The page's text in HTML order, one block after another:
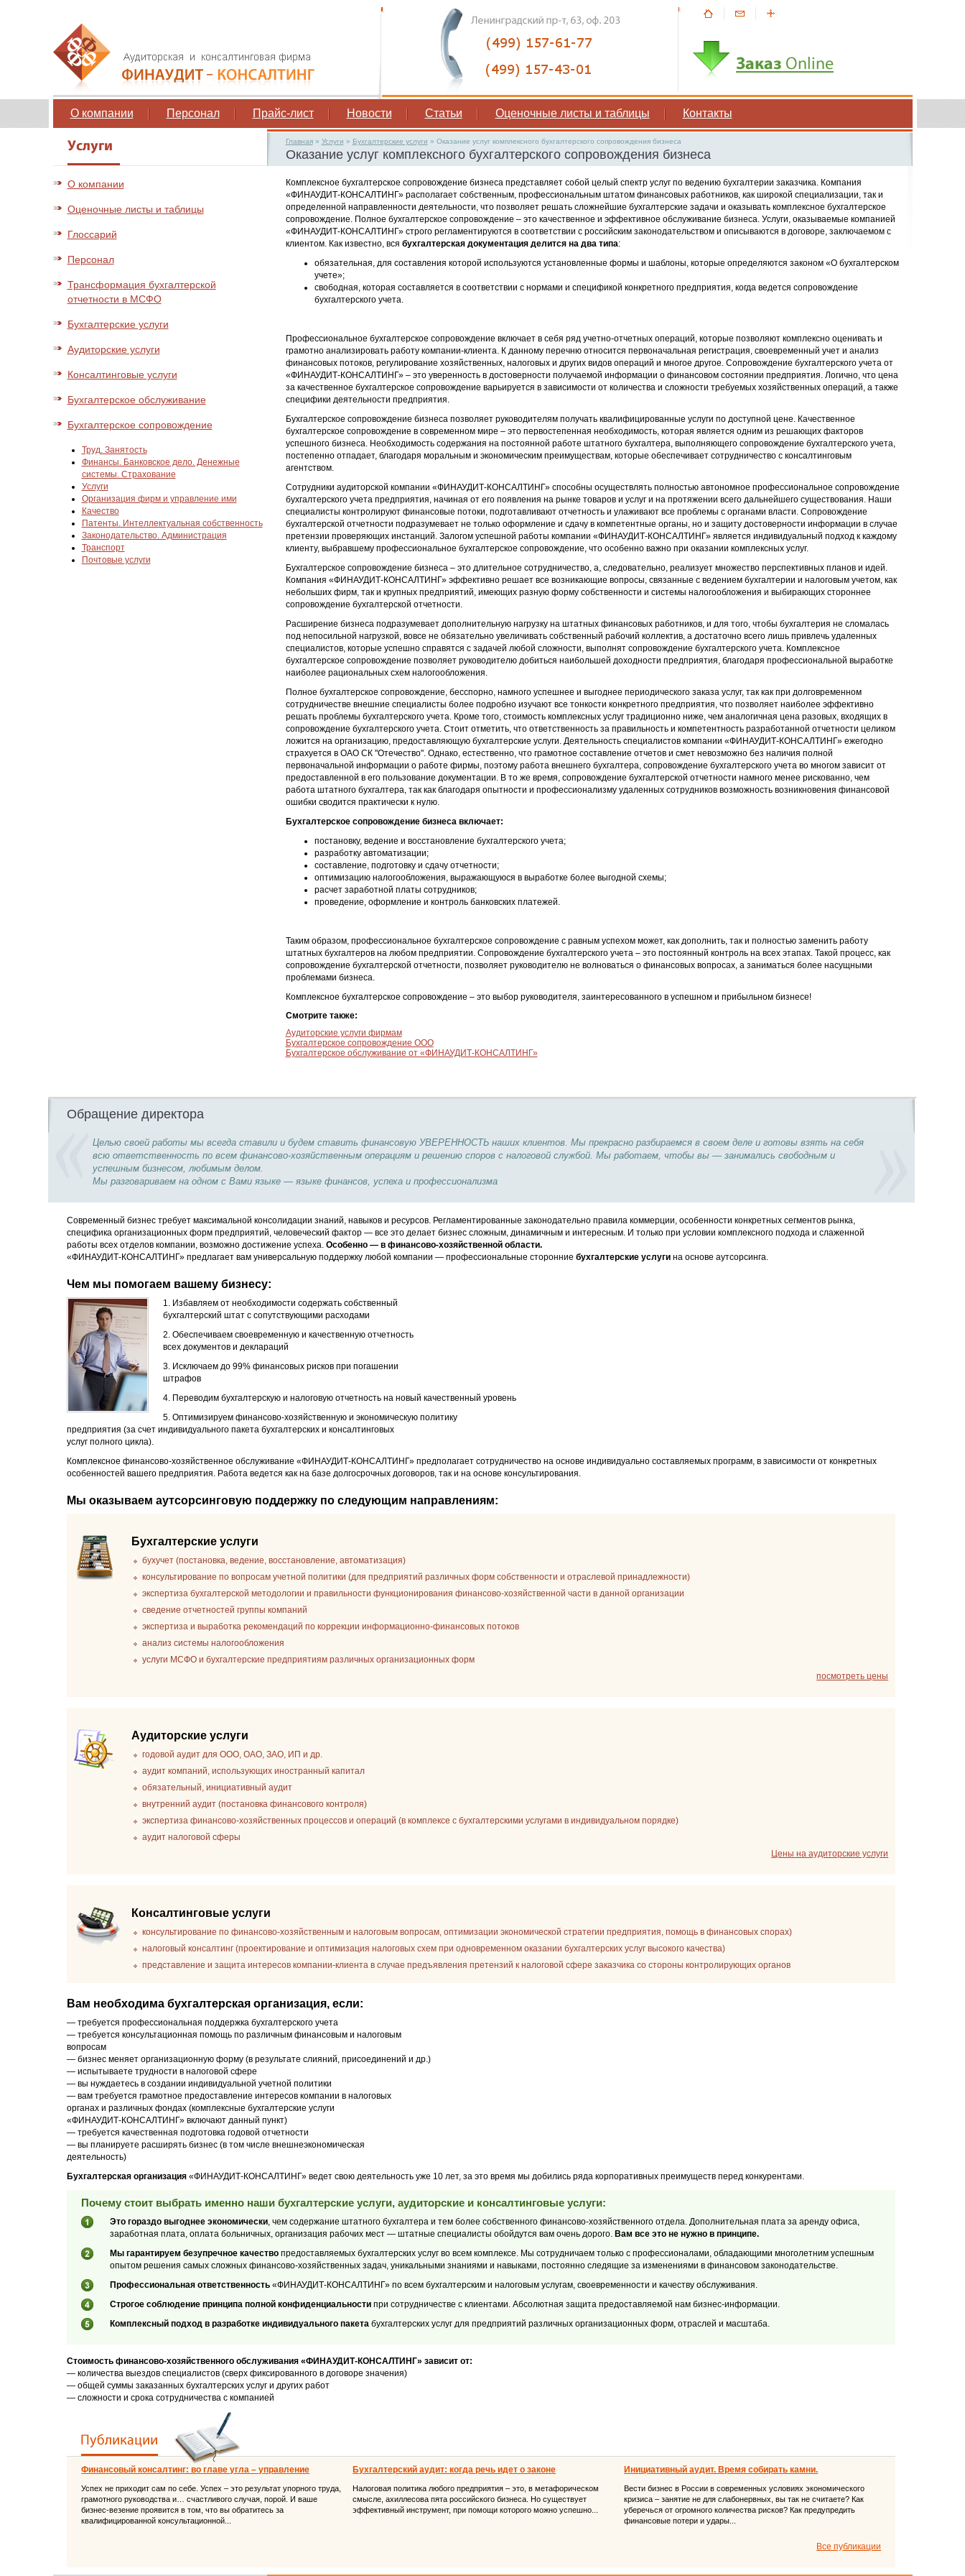
О компании Персонал Прайс-лист Новости Статьи Оценочные листы и таблицы Контакты
О компании
Оценочные листы и таблицы
Глоссарий
Персонал
Трансформация бухгалтерской
отчетности в МСФО
Бухгалтерские услуги
Аудиторские услуги
Консалтинговые услуги
Бухгалтерское обслуживание
Бухгалтерское сопровождение
Труд. Занятость
Финансы. Банковское дело. Денежные
системы. Страхование
Услуги
Организация фирм и управление ими
Качество
Патенты. Интеллектуальная собственность
Законодательство. Администрация
Транспорт
Почтовые услуги
Главная » Услуги » Бухгалтерские услуги » Оказание услуг комплексного бухгалтерского сопровождения бизнеса
Оказание услуг комплексного бухгалтерского сопровождения бизнеса
Комплексное бухгалтерское сопровождение бизнеса представляет собой целый спектр услуг по ведению бухгалтерии заказчика. Компания
«ФИНАУДИТ-КОНСАЛТИНГ» располагает собственным, профессиональным штатом финансовых работников, как широкой специализации, так и
определенной направленности деятельности, что позволяет решать сложнейшие бухгалтерские задачи и оказывать комплексное бухгалтерское
сопровождение. Полное бухгалтерское сопровождение – это качественное и эффективное обслуживание бизнеса. Услуги, оказываемые компанией
«ФИНАУДИТ-КОНСАЛТИНГ» строго регламентируются в соответствии с российским законодательством и описываются в договоре, заключаемом с
клиентом. Как известно, вся бухгалтерская документация делится на два типа:
обязательная, для составления которой используются установленные формы и шаблоны, которые определяются законом «О бухгалтерском
учете»;
свободная, которая составляется в соответствии с нормами и спецификой конкретного предприятия, когда ведется сопровождение
бухгалтерского учета.
Профессиональное бухгалтерское сопровождение включает в себя ряд учетно-отчетных операций, которые позволяют комплексно оценивать и
грамотно анализировать работу компании-клиента. К данному перечню относится первоначальная регистрация, своевременный учет и анализ
финансовых потоков, регулирование хозяйственных, налоговых и других видов операций и многое другое. Сопровождение бухгалтерского учета от
«ФИНАУДИТ-КОНСАЛТИНГ» – это уверенность в достоверности получаемой информации о финансовом состоянии предприятия. Логично, что цена
за качественное бухгалтерское сопровождение варьируется в зависимости от количества и сложности требуемых хозяйственных операций, а также
специфики деятельности предприятия.
Бухгалтерское сопровождение бизнеса позволяет руководителям получать квалифицированные услуги по доступной цене. Качественное
бухгалтерское сопровождение в современном мире – это первостепенная необходимость, которая является одним из решающих факторов
успешного бизнеса. Необходимость содержания на постоянной работе штатного бухгалтера, выполняющего сопровождение бухгалтерского учета,
постепенно отпадает, благодаря моральным и экономическим преимуществам, которые обеспечивает сотрудничество с консалтинговым
агентством.
Сотрудники аудиторской компании «ФИНАУДИТ-КОНСАЛТИНГ» способны осуществлять полностью автономное профессиональное сопровождение
бухгалтерского учета предприятия, начиная от его появления на рынке товаров и услуг и на протяжении всего дальнейшего существования. Наши
специалисты контролируют финансовые потоки, подготавливают отчетность и улаживают все проблемы с органами власти. Сопровождение
бухгалтерской отчетности подразумевает не только оформление и сдачу в компетентные органы, но и защиту достоверности информации в случае
претензии проверяющих инстанций. Залогом успешной работы компании «ФИНАУДИТ-КОНСАЛТИНГ» является индивидуальный подход к каждому
клиенту, выбравшему профессиональное бухгалтерское сопровождение, что особенно важно при оказании комплексных услуг.
Бухгалтерское сопровождение бизнеса – это длительное сотрудничество, а, следовательно, реализует множество перспективных планов и идей.
Компания «ФИНАУДИТ-КОНСАЛТИНГ» эффективно решает все возникающие вопросы, связанные с ведением бухгалтерии и налоговым учетом, как
небольших фирм, так и крупных предприятий, имеющих разную форму собственности и системы налогообложения и выбирающих стороннее
сопровождение бухгалтерской отчетности.
Расширение бизнеса подразумевает дополнительную нагрузку на штатных финансовых работников, и для того, чтобы бухгалтерия не сломалась
под непосильной нагрузкой, вовсе не обязательно увеличивать собственный рабочий коллектив, а достаточно всего лишь привлечь удаленных
специалистов, которые успешно справятся с задачей любой сложности, выполнят сопровождение бухгалтерского учета. Комплексное
бухгалтерское сопровождение позволяет руководителю добиться наибольшей доходности предприятия, благодаря профессиональной выработке
наиболее рациональных схем налогообложения.
Полное бухгалтерское сопровождение, бесспорно, намного успешнее и выгоднее периодического заказа услуг, так как при долговременном
сотрудничестве внешние специалисты более подробно изучают все тонкости конкретного предприятия, что позволяет наиболее эффективно
решать проблемы бухгалтерского учета. Кроме того, стоимость комплексных услуг традиционно ниже, чем аналогичная цена разовых, входящих в
сопровождение бухгалтерского учета. Стоит отметить, что ответственность за правильность и компетентность разработанной отчетности целиком
ложится на организацию, предоставляющую бухгалтерские услуги. Деятельность специалистов компании «ФИНАУДИТ-КОНСАЛТИНГ» ежегодно
страхуется в ОАО СК "Отечество". Однако, естественно, что грамотное составление отчетов и смет невозможно без наличия полной
первоначальной информации о работе фирмы, поэтому работа внешнего бухгалтера, сопровождение бухгалтерского учета во многом зависит от
предоставленной в его пользование документации. В то же время, сопровождение бухгалтерской отчетности намного менее рискованно, чем
работа штатного бухгалтера, так как благодаря опытности и профессионализму удаленных сотрудников возможность возникновения финансовой
ошибки сводится практически к нулю.
Бухгалтерское сопровождение бизнеса включает:
постановку, ведение и восстановление бухгалтерского учета;
разработку автоматизации;
составление, подготовку и сдачу отчетности;
оптимизацию налогообложения, выражающуюся в выработке более выгодной схемы;
расчет заработной платы сотрудников;
проведение, оформление и контроль банковских платежей.
Таким образом, профессиональное бухгалтерское сопровождение с равным успехом может, как дополнить, так и полностью заменить работу
штатных бухгалтеров на любом предприятии. Сопровождение бухгалтерского учета – это постоянный контроль на всех этапах. Такой процесс, как
сопровождение бухгалтерской отчетности, позволяет руководителю не волноваться о финансовых вопросах, а заниматься более насущными
проблемами бизнеса.
Комплексное бухгалтерское сопровождение – это выбор руководителя, заинтересованного в успешном и прибыльном бизнесе!
Смотрите также:
Аудиторские услуги фирмам
Бухгалтерское сопровождение ООО
Бухгалтерское обслуживание от «ФИНАУДИТ-КОНСАЛТИНГ»
Обращение директора
Целью своей работы мы всегда ставили и будем ставить финансовую УВЕРЕННОСТЬ наших клиентов. Мы прекрасно разбираемся в своем деле и готовы взять на себя
всю ответственность по всем финансово-хозяйственным операциям и решению споров с налоговой службой. Мы работаем, чтобы вы — занимались свободным и
успешным бизнесом, любимым делом.
Мы разговариваем на одном с Вами языке — языке финансов, успеха и профессионализма
Современный бизнес требует максимальной консолидации знаний, навыков и ресурсов. Регламентированные законодательно правила коммерции, особенности конкретных сегментов рынка,
специфика организационных форм предприятий, человеческий фактор — все это делает бизнес сложным, динамичным и интересным. И только при условии комплексного подхода и слаженной
работы всех отделов компании, возможно достижение успеха.Особенно — в финансово-хозяйственной области.
«ФИНАУДИТ-КОНСАЛТИНГ» предлагает вам универсальную поддержку любой компании — профессиональные сторонниебухгалтерские услуги на основе аутсорсинга.
Чем мы помогаем вашему бизнесу:
1. Избавляем от необходимости содержать собственный
бухгалтерский штат с сопутствующими расходами
2. Обеспечиваем своевременную и качественную отчетность
всех документов и деклараций
3. Исключаем до 99% финансовых рисков при погашении
штрафов
4. Переводим бухгалтерскую и налоговую отчетность на новый качественный уровень
5. Оптимизируем финансово-хозяйственную и экономическую политику
предприятия (за счет индивидуального пакета бухгалтерских и консалтинговых
услуг полного цикла).
Комплексное финансово-хозяйственное обслуживание «ФИНАУДИТ-КОНСАЛТИНГ» предполагает сотрудничество на основе индивидуально составляемых программ, в зависимости от конкретных
особенностей вашего предприятия. Работа ведется как на базе долгосрочных договоров, так и на основе консультирования.
Мы оказываем аутсорсинговую поддержку по следующим направлениям:
Бухгалтерские услуги
бухучет (постановка, ведение, восстановление, автоматизация)
консультирование по вопросам учетной политики (для предприятий различных форм собственности и отраслевой принадлежности)
экспертиза бухгалтерской методологии и правильности функционирования финансово-хозяйственной части в данной организации
сведение отчетностей группы компаний
экспертиза и выработка рекомендаций по коррекции информационно-финансовых потоков
анализ системы налогообложения
услуги МСФО и бухгалтерские предприятиям различных организационных форм
посмотреть цены
Аудиторские услуги
годовой аудит для ООО, ОАО, ЗАО, ИП и др.
аудит компаний, использующих иностранный капитал
обязательный, инициативный аудит
внутренний аудит (постановка финансового контроля)
экспертиза финансово-хозяйственных процессов и операций (в комплексе с бухгалтерскими услугами в индивидуальном порядке)
аудит налоговой сферы
Цены на аудиторские услуги
Консалтинговые услуги
консультирование по финансово-хозяйственным и налоговым вопросам, оптимизации экономической стратегии предприятия, помощь в финансовых спорах)
налоговый консалтинг (проектирование и оптимизация налоговых схем при одновременном оказании бухгалтерских услуг высокого качества)
представление и защита интересов компании-клиента в случае предъявления претензий к налоговой сфере заказчика со стороны контролирующих органов
Вам необходима бухгалтерская организация, если:
— требуется профессиональная поддержка бухгалтерского учета
— требуется консультационная помощь по различным финансовым и налоговым
вопросам
— бизнес меняет организационную форму (в результате слияний, присоединений и др.)
— испытываете трудности в налоговой сфере
— вы нуждаетесь в создании индивидуальной учетной политики
— вам требуется грамотное предоставление интересов компании в налоговых
органах и различных фондах (комплексные бухгалтерские услуги
«ФИНАУДИТ-КОНСАЛТИНГ» включают данный пункт)
— требуется качественная подготовка годовой отчетности
— вы планируете расширять бизнес (в том числе внешнеэкономическая
деятельность)
Бухгалтерская организация «ФИНАУДИТ-КОНСАЛТИНГ» ведет свою деятельность уже 10 лет, за это время мы добились ряда корпоративных преимуществ перед конкурентами.
Почему стоит выбрать именно наши бухгалтерские услуги, аудиторские и консалтинговые услуги:
Это гораздо выгоднее экономически, чем содержание штатного бухгалтера и тем более собственного финансово-хозяйственного отдела. Дополнительная плата за аренду офиса,
заработная плата, оплата больничных, организация рабочих мест — штатные специалисты обойдутся вам очень дорого. Вам все это не нужно в принципе.
Мы гарантируем безупречное качество предоставляемых бухгалтерских услуг во всем комплексе. Мы сотрудничаем только с профессионалами, обладающими многолетним успешным
опытом решения самых сложных финансово-хозяйственных задач, уникальными знаниями и навыками, постоянно следящие за изменениями в финансовом законодательстве.
Профессиональная ответственность «ФИНАУДИТ-КОНСАЛТИНГ» по всем бухгалтерским и налоговым услугам, своевременности и качеству обслуживания.
Строгое соблюдение принципа полной конфиденциальности при сотрудничестве с клиентами. Абсолютная защита предоставляемой нам бизнес-информации.
Комплексный подход в разработке индивидуального пакета бухгалтерских услуг для предприятий различных организационных форм, отраслей и масштаба.
Стоимость финансово-хозяйственного обслуживания «ФИНАУДИТ-КОНСАЛТИНГ» зависит от:
— количества выездов специалистов (сверх фиксированного в договоре значения)
— общей суммы заказанных бухгалтерских услуг и других работ
— сложности и срока сотрудничества с компанией
Финансовый консалтинг: во главе угла – управление
Успех не приходит сам по себе. Успех – это результат упорного труда,
грамотного руководства и… счастливого случая, порой. И ваше
бизнес-везение проявится в том, что вы обратитесь за
квалифицированной консультационной...
Бухгалтерский аудит: когда речь идет о законе
Налоговая политика любого предприятия – это, в метафорическом
смысле, ахиллесова пята российского бизнеса. Но существует
эффективный инструмент, при помощи которого можно успешно...
Инициативный аудит. Время собирать камни.
Вести бизнес в России в современных условиях экономического
кризиса – занятие не для слабонервных, вы так не считаете? Как
уберечься от огромного количества рисков? Как предупредить
финансовые потери и удары...
Все публикации